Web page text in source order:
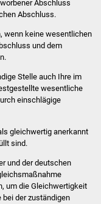
Apotheken
/ UV-
Abschluss
Abschluss.
wenn keine wesentlichen
und dem
Stelle auch Ihre im
wesentliche
einschlägige
gleichwertig anerkannt
sind.
und der deutschen
um die Gleichwertigkeit
bei der zuständigen